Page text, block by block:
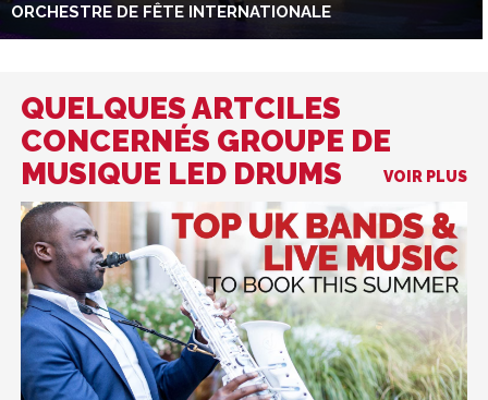
ORCHESTRE DE FÊTE INTERNATIONALE
QUELQUES ARTCILES
CONCERNÉS GROUPE DE
MUSIQUE LED DRUMS
VOIR PLUS